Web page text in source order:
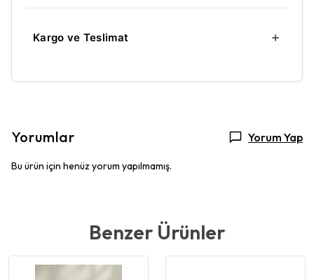
Kargo ve Teslimat
Yorumlar Yorum Yap
Bu ürün için henüz yorum yapılmamış.
Benzer Ürünler